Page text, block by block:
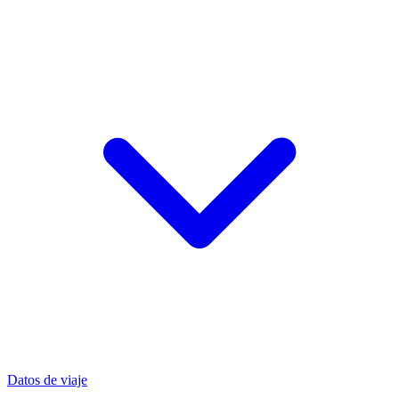
Datos de viaje